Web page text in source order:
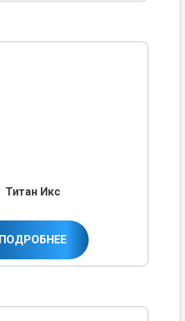
Титан Икс
ПОДРОБНЕЕ